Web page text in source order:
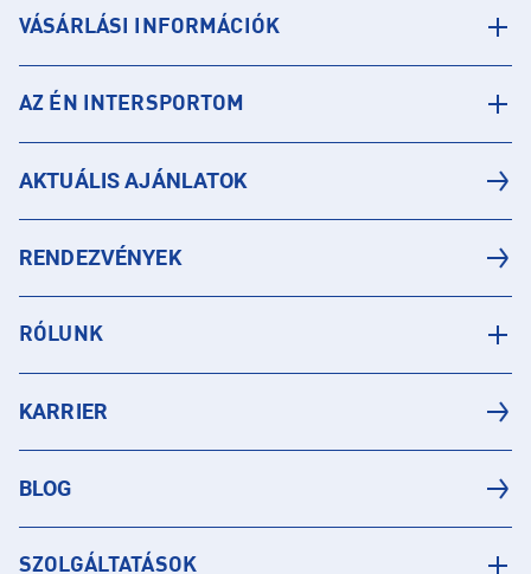
VÁSÁRLÁSI INFORMÁCIÓK
AZ ÉN INTERSPORTOM
AKTUÁLIS AJÁNLATOK
RENDEZVÉNYEK
RÓLUNK
KARRIER
BLOG
SZOLGÁLTATÁSOK